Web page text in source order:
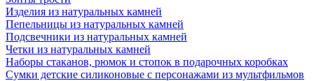
Изделия из натуральных камней
Пепельницы из натуральных камней
Подсвечники из натуральных камней
Четки из натуральных камней
Наборы стаканов, рюмок и стопок в подарочных коробках
Сумки детские силиконовые с персонажами из мультфильмов